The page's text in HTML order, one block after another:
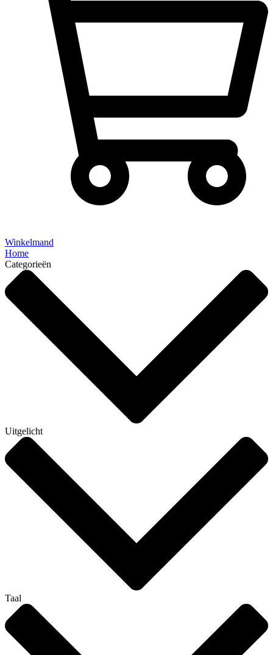
Winkelmand
Home
Categorieën
Uitgelicht
Taal